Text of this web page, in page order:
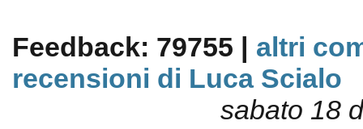
Feedback: 79755 | altri
recensioni di Luca Scialo
sabato 18